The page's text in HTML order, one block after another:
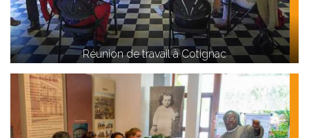
Réunion de travail à Cotignac